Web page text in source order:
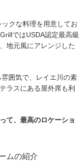
クな料理を用意してお
ではUSDA認定最高級
地元風にアレンジした
囲気で、レイエ川の素
ラスにある屋外席も利
て、最高のロケーショ
ムの紹介